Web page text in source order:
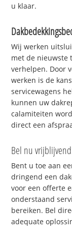
u klaar.
Wij werken
met de nieuwste
verhelpen. Door
werken is de
servicewagens
kunnen uw
calamiteiten
direct een
Bel nu
Bent u toe aan
dringend een
voor een offerte
onderstaand
bereiken. Bel
adequate